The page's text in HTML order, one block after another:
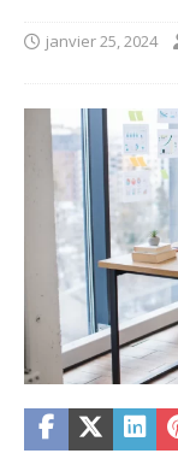
janvier 25, 2024